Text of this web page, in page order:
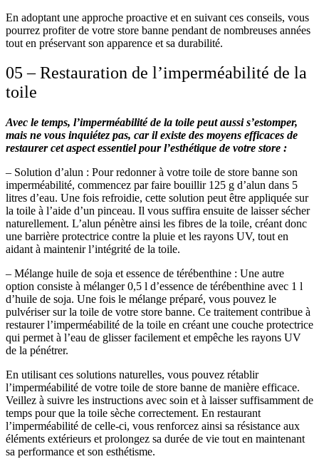
En adoptant une approche proactive et en suivant ces conseils, vous
pourrez profiter de votre store banne pendant de nombreuses années
tout en préservant son apparence et sa durabilité.
05 – Restauration de l’imperméabilité de la
toile
Avec le temps, l’imperméabilité de la toile peut aussi s’estomper,
mais ne vous inquiétez pas, car il existe des moyens efficaces de
restaurer cet aspect essentiel pour l’esthétique de votre store :
– Solution d’alun : Pour redonner à votre toile de store banne son
imperméabilité, commencez par faire bouillir 125 g d’alun dans 5
litres d’eau. Une fois refroidie, cette solution peut être appliquée sur
la toile à l’aide d’un pinceau. Il vous suffira ensuite de laisser sécher
naturellement. L’alun pénètre ainsi les fibres de la toile, créant donc
une barrière protectrice contre la pluie et les rayons UV, tout en
aidant à maintenir l’intégrité de la toile.
– Mélange huile de soja et essence de térébenthine : Une autre
option consiste à mélanger 0,5 l d’essence de térébenthine avec 1 l
d’huile de soja. Une fois le mélange préparé, vous pouvez le
pulvériser sur la toile de votre store banne. Ce traitement contribue à
restaurer l’imperméabilité de la toile en créant une couche protectrice
qui permet à l’eau de glisser facilement et empêche les rayons UV
de la pénétrer.
En utilisant ces solutions naturelles, vous pouvez rétablir
l’imperméabilité de votre toile de store banne de manière efficace.
Veillez à suivre les instructions avec soin et à laisser suffisamment de
temps pour que la toile sèche correctement. En restaurant
l’imperméabilité de celle-ci, vous renforcez ainsi sa résistance aux
éléments extérieurs et prolongez sa durée de vie tout en maintenant
sa performance et son esthétisme.